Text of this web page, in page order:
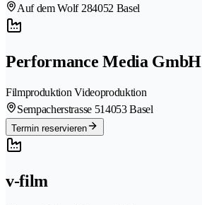
Auf dem Wolf 284052 Basel
Performance Media GmbH
Filmproduktion Videoproduktion
Sempacherstrasse 514053 Basel
Termin reservieren
v-film